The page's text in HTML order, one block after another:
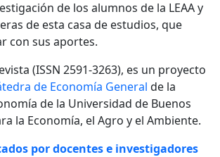
de los alumnos de la LEAA y
de esta casa de estudios, que
con sus aportes.
(ISSN 2591-3263), es un proyecto
de Economía General de la
de la Universidad de Buenos
la Economía, el Agro y el Ambiente.
por docentes e investigadores